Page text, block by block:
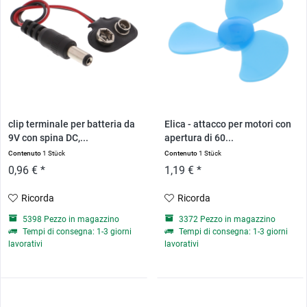
clip terminale per batteria da
9V con spina DC,...
Contenuto1 Stück
0,96 € *
Ricorda
5398 Pezzo in magazzino
Tempi di consegna: 1-3 giorni
lavorativi
Elica - attacco per motori con
apertura di 60...
Contenuto1 Stück
1,19 € *
Ricorda
3372 Pezzo in magazzino
Tempi di consegna: 1-3 giorni
lavorativi